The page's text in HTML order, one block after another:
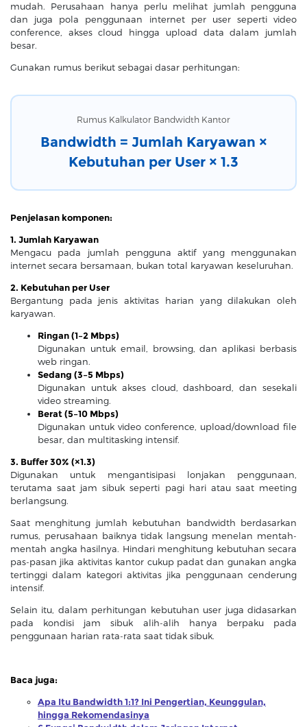
mudah. Perusahaan hanya perlu melihat jumlah pengguna
dan juga pola penggunaan internet per user seperti video
conference, akses cloud hingga upload data dalam jumlah
besar.
Gunakan rumus berikut sebagai dasar perhitungan:
Rumus Kalkulator Bandwidth Kantor
Bandwidth = Jumlah Karyawan ×
Kebutuhan per User × 1.3
Penjelasan komponen:
1. Jumlah Karyawan
Mengacu pada jumlah pengguna aktif yang menggunakan
internet secara bersamaan, bukan total karyawan keseluruhan.
2. Kebutuhan per User
Bergantung pada jenis aktivitas harian yang dilakukan oleh
karyawan.
Ringan (1–2 Mbps)
Digunakan untuk email, browsing, dan aplikasi berbasis
web ringan.
Sedang (3–5 Mbps)
Digunakan untuk akses cloud, dashboard, dan sesekali
video streaming.
Berat (5–10 Mbps)
Digunakan untuk video conference, upload/download file
besar, dan multitasking intensif.
3. Buffer 30% (×1.3)
Digunakan untuk mengantisipasi lonjakan penggunaan,
terutama saat jam sibuk seperti pagi hari atau saat meeting
berlangsung.
Saat menghitung jumlah kebutuhan bandwidth berdasarkan
rumus, perusahaan baiknya tidak langsung menelan mentah-
mentah angka hasilnya. Hindari menghitung kebutuhan secara
pas-pasan jika aktivitas kantor cukup padat dan gunakan angka
tertinggi dalam kategori aktivitas jika penggunaan cenderung
intensif.
Selain itu, dalam perhitungan kebutuhan user juga didasarkan
pada kondisi jam sibuk alih-alih hanya berpaku pada
penggunaan harian rata-rata saat tidak sibuk.
Baca juga:
Apa Itu Bandwidth 1:1? Ini Pengertian, Keunggulan,
hingga Rekomendasinya